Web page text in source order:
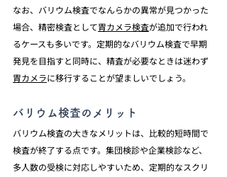
なお、バリウム検査でなんらかの異常が見つかった
場合、精密検査として胃カメラ検査が追加で行われ
るケースも多いです。定期的なバリウム検査で早期
発見を目指すと同時に、精査が必要なときは迷わず
胃カメラに移行することが望ましいでしょう。
バリウム検査のメリット
バリウム検査の大きなメリットは、比較的短時間で
検査が終了する点です。集団検診や企業検診など、
多人数の受検に対応しやすいため、定期的なスクリ